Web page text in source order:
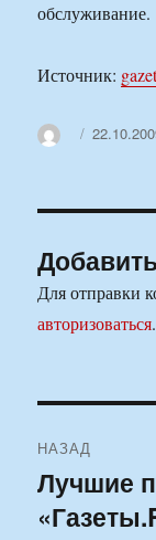
обслуживание.
Источник:
Автор
Для отправки
авторизоваться.
по
записям
НАЗАД
Предыдущая
запись:
Лучшие